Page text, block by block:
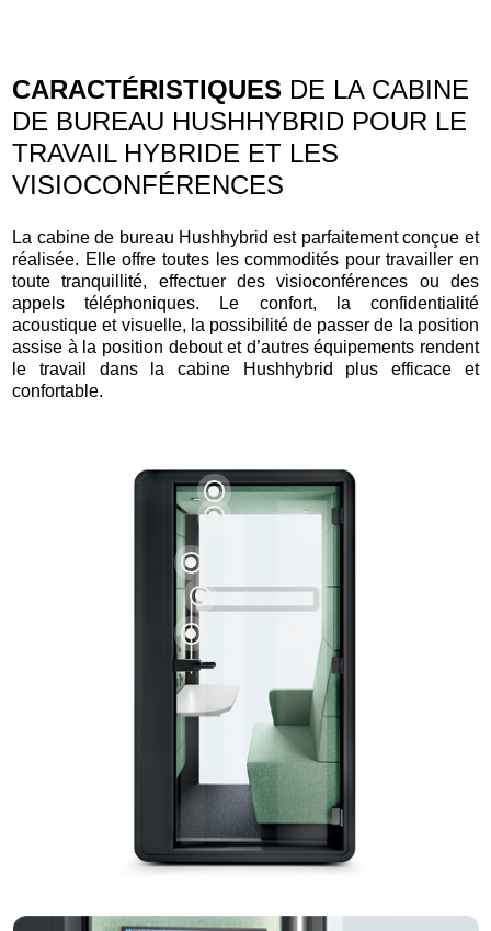
CARACTÉRISTIQUES DE LA CABINE
DE BUREAU HUSHHYBRID POUR LE
TRAVAIL HYBRIDE ET LES
VISIOCONFÉRENCES
La cabine de bureau Hushhybrid est parfaitement conçue et
réalisée. Elle offre toutes les commodités pour travailler en
toute tranquillité, effectuer des visioconférences ou des
appels téléphoniques. Le confort, la confidentialité
acoustique et visuelle, la possibilité de passer de la position
assise à la position debout et d’autres équipements rendent
le travail dans la cabine Hushhybrid plus efficace et
confortable.